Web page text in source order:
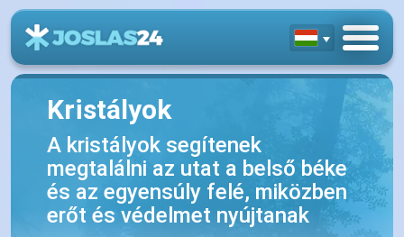
Kristályok
A kristályok segítenek
megtalálni az utat a belső béke
és az egyensúly felé, miközben
erőt és védelmet nyújtanak